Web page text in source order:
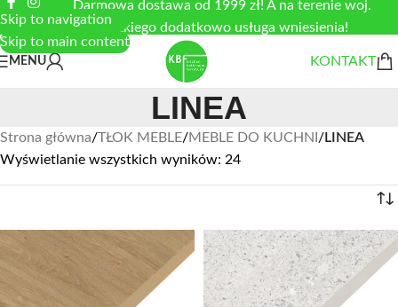
Skip to navigation
Skip to main content
Darmowa dostawa od 1999 zł! A na terenie woj.
łódzkiego dodatkowo usługa wniesienia!
MENU KONTAKT
LINEA
Strona główna/TŁOK MEBLE/MEBLE DO KUCHNI /LINEA
Wyświetlanie wszystkich wyników: 24